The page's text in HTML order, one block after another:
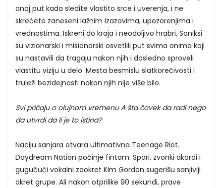
onaj put kada sledite vlastito srce i uverenja, i ne
skrećete zaneseni lažnim izazovima, upozorenjima i
vrednostima. Iskreni do kraja i neodoljivo hrabri, Soniksi
su vizionarski i misionarski osvetlili put svima onima koji
su nastavili da tragaju nakon njih i dosledno sproveli
vlastitu viziju u delo. Mesta besmislu slatkorečivosti i
truleži bezidejnosti nakon njih nije više bilo.
Svi pričaju o olujnom vremenu A šta čovek da radi nego
da utvrdi da li je to istina?
Naciju sanjara otvara ultimativna Teenage Riot.
Daydream Nation počinje fintom. Spori, zvonki akordi i
gugučući vokalni zaokret Kim Gordon sugerišu sanjiviji
okret grupe. Ali nakon otprilike 90 sekundi, prave